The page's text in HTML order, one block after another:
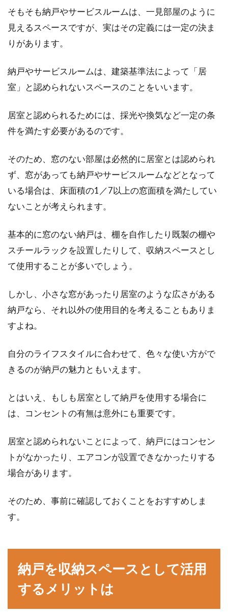
近年、マンションなどの高層階の窓やベランダ
の他目隠しフィルムで防犯
ーテンを開けておくと外からも室内の様子が分
かってしまい...
窓の防犯を意識しよう！壊れたルー
バー窓は修理を忘れずに！
ルーバー窓がついているご家庭は少なくないの
ではないでしょうか。トイレや浴室などでよく
お天気も良い、洗濯日和。みなさんは、洗濯物
件で...
窓のすだれやよしずの効果！すだれ
のさまざまな取り付け方法
し、...
安全な居住空間にしよう！
心地よい住まいの条件として、「窓」の存在は
重要ではないしょうか。しかし、窓は泥棒の侵
そもそも納戸やサービスルームは、一見部屋のように
見えるスペースですが、実はその定義には一定の決ま
りがあります。
納戸やサービスルームは、建築基準法によって「居
室」と認められないスペースのことをいいます。
居室と認められるためには、採光や換気など一定の条
件を満たす必要があるのです。
そのため、窓のない部屋は必然的に居室とは認められ
ず、窓があっても納戸やサービスルームなどとなって
いる場合は、床面積の1／7以上の窓面積を満たしてい
ないことが考えられます。
基本的に窓のない納戸は、棚を自作したり既製の棚や
スチールラックを設置したりして、収納スペースとし
て使用することが多いでしょう。
しかし、小さな窓があったり居室のような広さがある
納戸なら、それ以外の使用目的を考えることもありま
すよね。
自分のライフスタイルに合わせて、色々な使い方がで
きるのが納戸の魅力ともいえます。
とはいえ、もしも居室として納戸を使用する場合に
は、コンセントの有無は意外にも重要です。
居室と認められないことによって、納戸にはコンセン
トがなかったり、エアコンが設置できなかったりする
場合があります。
そのため、事前に確認しておくことをおすすめしま
す。
納戸を収納スペースとして活用
するメリットは